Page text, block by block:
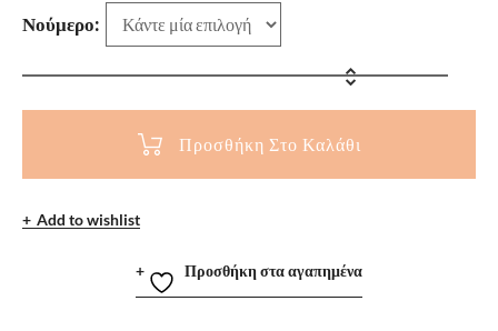
Νούμερο
Προσθήκη Στο Καλάθι
Add to wishlist
Προσθήκη στα αγαπημένα